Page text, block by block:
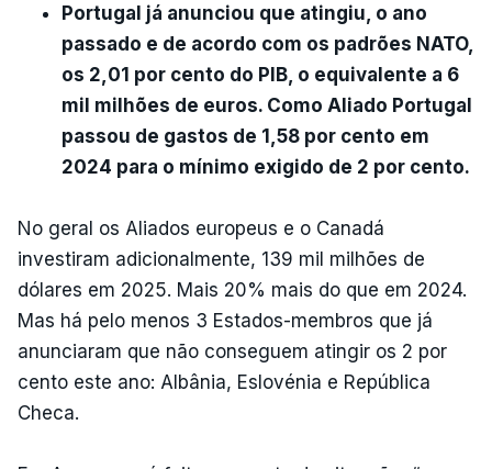
Portugal já anunciou que atingiu, o ano
passado e de acordo com os padrões NATO,
os 2,01 por cento do PIB, o equivalente a 6
mil milhões de euros. Como Aliado Portugal
passou de gastos de 1,58 por cento em
2024 para o mínimo exigido de 2 por cento.
No geral os Aliados europeus e o Canadá
investiram adicionalmente, 139 mil milhões de
dólares em 2025. Mais 20% mais do que em 2024.
Mas há pelo menos 3 Estados-membros que já
anunciaram que não conseguem atingir os 2 por
cento este ano: Albânia, Eslovénia e República
Checa.